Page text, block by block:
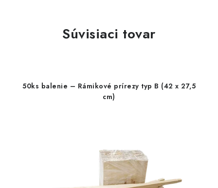
Súvisiaci tovar
50ks balenie – Rámikové prírezy typ B (42 x 27,5
cm)